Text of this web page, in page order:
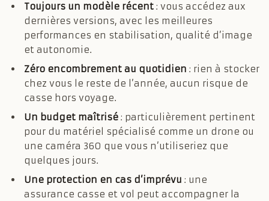
Toujours un modèle récent : vous accédez aux
dernières versions, avec les meilleures
performances en stabilisation, qualité d’image
et autonomie.
Zéro encombrement au quotidien : rien à stocker
chez vous le reste de l’année, aucun risque de
casse hors voyage.
Un budget maîtrisé : particulièrement pertinent
pour du matériel spécialisé comme un drone ou
une caméra 360 que vous n’utiliseriez que
quelques jours.
Une protection en cas d’imprévu : une
assurance casse et vol peut accompagner la